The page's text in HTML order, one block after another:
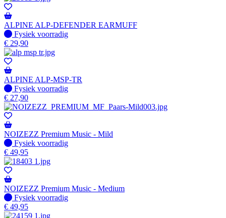
ALPINE ALP-DEFENDER EARMUFF
Fysiek voorradig
Fysiek voorradig
€ 29,90
ALPINE ALP-MSP-TR
Fysiek voorradig
Fysiek voorradig
€ 27,90
NOIZEZZ Premium Music - Mild
Fysiek voorradig
Fysiek voorradig
€ 49,95
NOIZEZZ Premium Music - Medium
Fysiek voorradig
Fysiek voorradig
€ 49,95